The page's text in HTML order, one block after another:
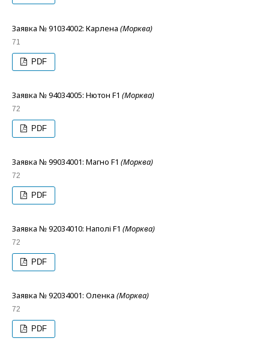
Заявка № 91034002: Карлена (Морква)
71
PDF
Заявка № 94034005: Нютон F1 (Морква)
72
PDF
Заявка № 99034001: Магно F1 (Морква)
72
PDF
Заявка № 92034010: Наполі F1 (Морква)
72
PDF
Заявка № 92034001: Оленка (Морква)
72
PDF